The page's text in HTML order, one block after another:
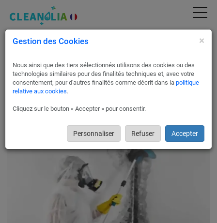
Traitement de la Mérule, des Champignons
La mérule est un champignon infestant les endroits sombres
et humides de votre habitation.
Elle s’attaque aux bois, causant sa dégradation et affaiblissant
Les dommages liés à la mérule peuvent également impacter
Gestion des Cookies ×
Nous ainsi que des tiers sélectionnés utilisons des cookies ou des
technologies similaires pour des finalités techniques et, avec votre
consentement, pour d'autres finalités comme décrit dans la politique
relative aux cookies.
Cliquez sur le bouton « Accepter » pour consentir.
Personnaliser Refuser Accepter